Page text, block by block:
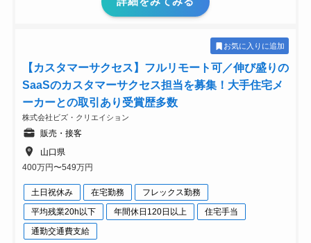
お気に入りに追加
【カスタマーサクセス】フルリモート可／伸び盛りの
SaaSのカスタマーサクセス担当を募集！大手住宅メ
ーカーとの取引あり受賞歴多数
株式会社ビズ・クリエイション
販売・接客
山口県
400万円〜549万円
土日祝休み 在宅勤務
フレックス勤務
平均残業20h以下
年間休日120日以上
住宅手当
通勤交通費支給